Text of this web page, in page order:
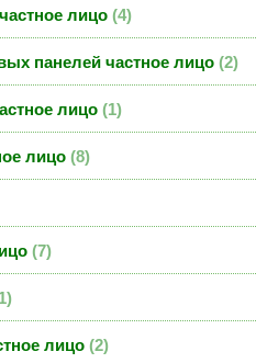
лицо 4
панелей частное лицо 2
лицо 1
лицо 8
7
1
лицо 2